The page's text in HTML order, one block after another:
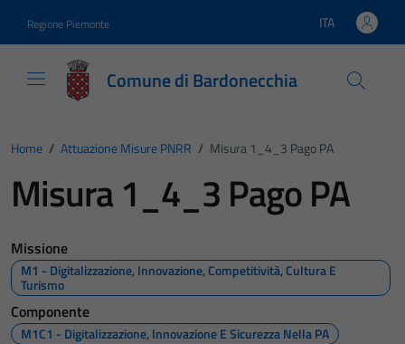
Regione Piemonte Lingua attiva:
ITA
Comune di Bardonecchia
Home / Attuazione Misure PNRR / Misura 1_4_3 Pago PA
Misura 1_4_3 Pago PA
Missione
M1 - Digitalizzazione, Innovazione, Competitività, Cultura E
Turismo
Componente
M1C1 - Digitalizzazione, Innovazione E Sicurezza Nella PA